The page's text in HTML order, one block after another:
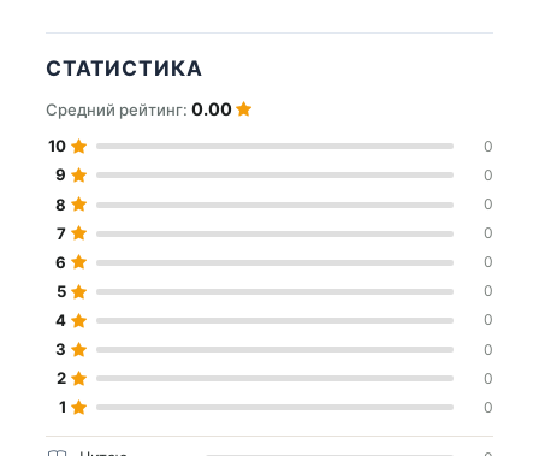
СТАТИСТИКА
Средний рейтинг: 0.00
10 0
9 0
8 0
7 0
6 0
5 0
4 0
3 0
2 0
1 0